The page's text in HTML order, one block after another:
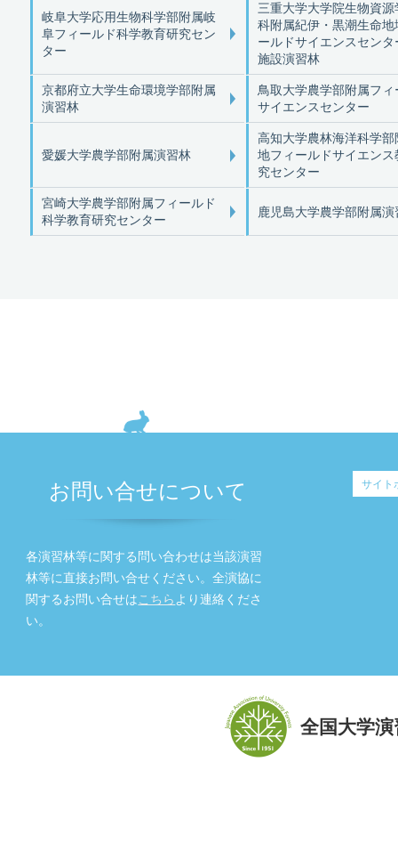
岐阜大学応用生物科学部附属岐
阜フィールド科学教育研究セン
ター
三重大学大学院生物資源
科附属紀伊・黒潮生命地
ールドサイエンスセンタ
施設演習林
京都府立大学生命環境学部附属
演習林
鳥取大学農学部附属フィ
サイエンスセンター
愛媛大学農学部附属演習林
高知大学農林海洋科学部
地フィールドサイエンス
究センター
宮崎大学農学部附属フィールド
科学教育研究センター
鹿児島大学農学部附属演
お問い合せについて
各演習林等に関する問い合わせは当該演習
林等に直接お問い合せください。全演協に
関するお問い合せはこちら より連絡くださ
い。
サイト
全国大学